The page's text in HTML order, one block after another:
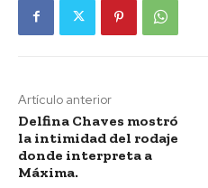
Artículo anterior
Delfina Chaves mostró
la intimidad del rodaje
donde interpreta a
Máxima.